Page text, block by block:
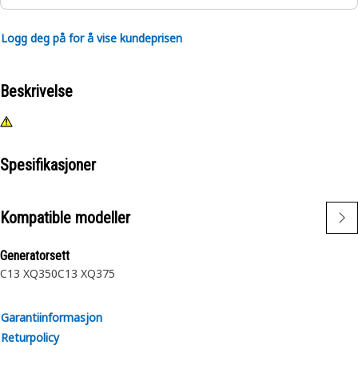
Logg deg på for å vise kundeprisen
Beskrivelse
Spesifikasjoner
Kompatible modeller
Generatorsett
C13 XQ350C13 XQ375
Garantiinformasjon
Returpolicy